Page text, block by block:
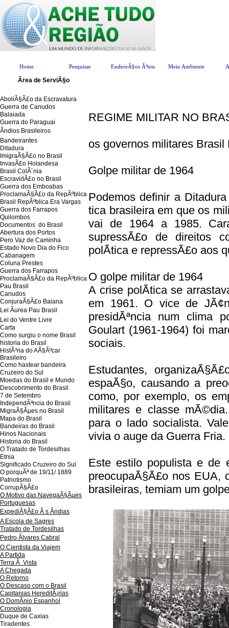
Home Pesquisar EndereÃ§os Ãºteis Meio Ambiente
Ãrea de ServiÃ§o
AboliÃ§Ã£o da Escravatura
Guerra de Canudos
Balaiada
Guerra do Paraguai
Ãndios Brasileiros
Bandeirantes
Ditadura
ImigraÃ§Ã£o no Brasil
InvasÃ£o Holandesa
Brasil ColÃ´nia
EscravidÃ£o no Brasil
Guerra dos Emboabas
ProclamaÃ§Ã£o da RepÃºblica
Brasil RepÃºblica Era Vargas
Guerra dos Farrapos
Quilombos
Documentos do Brasil
Abertura dos Portos
Pero Vaz de Caminha
Estado Novo Dia do Fico
Cabanagem
Coluna Prestes
Guerra dos Farrapos
ProclamaÃ§Ã£o da RepÃºblica
Pau Brasil
Canudos
ConjuraÃ§Ã£o Baiana
Lei Ãurea Pau Brasil
Lei do Ventre Livre
Carta
Como surgiu o nome Brasil
historia do Brasil
HistÃ³ria do AÃ§Ãºcar
Brasileiro
Como hastear bandeira
Cruzeiro do Sul
Moedas do Brasil e Mundo
Descobrimento do Brasil
7 de Setembro
IndependÃªncia do Brasil
MigraÃ§Ãµes no Brasil
Mapa do Brasil
Bandeiras do Brasil
Hinos Nacionais
Historia do Brasil
O Tratado de Tordesilhas
Etnia
Significado Cruzeiro do Sul
O porquÃª de 19/11/ 1889
Patriotismo
CorrupÃ§Ã£o
O Motivo das NavegaÃ§Ãµes
Portuguesas
ExpediÃ§Ã£o Ã s Ãndias
A Escola de Sagres
Tratado de Tordesilhas
Pedro Ãlvares Cabral
O Cientista da Viajem
A Partida
Terra Ã Vista
A Chegada
O Retorno
O Descaso com o Brasil
Capitanias HereditÃ¡rias
O DomÃ­nio Espanhol
Cronologia
Duque de Caxias
Tiradentes
REGIME MILITAR NO
os governos militares Brasil
Golpe militar de 1964
Podemos definir a
tica brasileira em que os
vai de 1964 a 1985.
supressÃ£o de direitos
polÃ­tica e repressÃ£o aos
O golpe militar de 1964
A crise polÃ­tica se
em 1961. O vice de
presidÃªncia num clima
Goulart (1961-1964) foi
sociais.
Estudantes,
espaÃ§o, causando a
como, por exemplo, os
militares e classe
para o lado socialista.
vivia o auge da Guerra Fria.
Este estilo populista e de
preocupaÃ§Ã£o nos EUA,
brasileiras, temiam um